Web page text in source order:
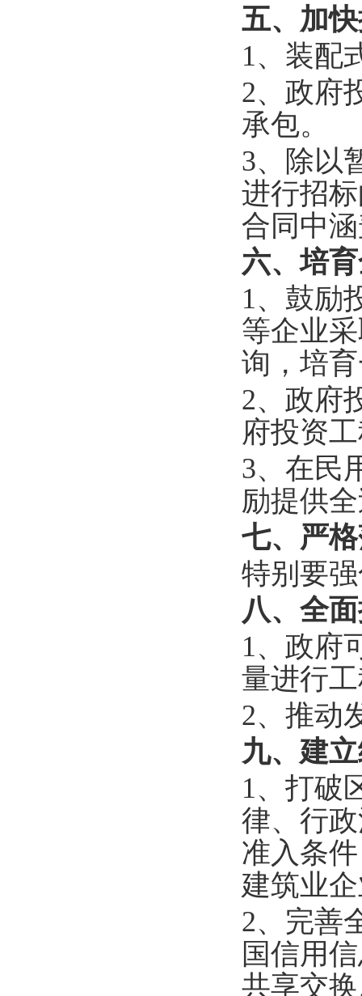
五、加
1、装配
2、政府
承包。
3、除以
进行招
合同中
六、培
1、鼓励
等企业
询，培
2、政府
府投资
3、在民
励提供
七、严
特别要
八、全
1、政府
量进行
2、推动
九、建
1、打破
律、行
准入条
建筑业
2、完善
国信用
共享交